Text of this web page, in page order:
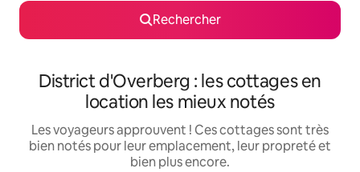
Rechercher
District d'Overberg : les cottages en
location les mieux notés
Les voyageurs approuvent ! Ces cottages sont très
bien notés pour leur emplacement, leur propreté et
bien plus encore.